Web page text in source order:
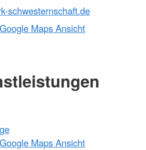
schwesternschaft.de
Maps Ansicht
Maps Ansicht